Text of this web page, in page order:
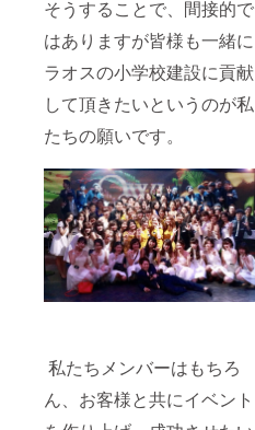
そうすることで、間接的で
はありますが皆様も一緒に
ラオスの小学校建設に貢献
して頂きたいというのが私
たちの願いです。
私たちメンバーはもちろ
ん、お客様と共にイベント